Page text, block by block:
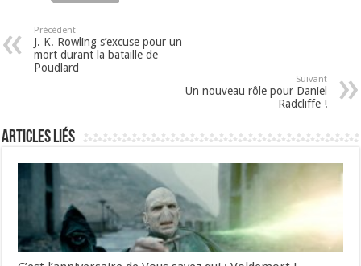
Précédent
J. K. Rowling s’excuse pour un
mort durant la bataille de
Poudlard
Suivant
Un nouveau rôle pour Daniel
Radcliffe !
Articles liés